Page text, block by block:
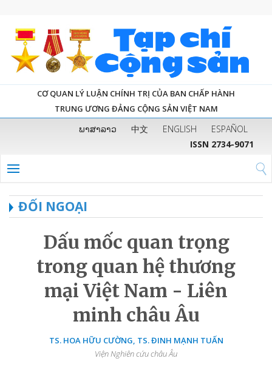
CƠ QUAN LÝ LUẬN CHÍNH TRỊ CỦA BAN CHẤP HÀNH
TRUNG ƯƠNG ĐẢNG CỘNG SẢN VIỆT NAM
ພາສາລາວ 中文 ENGLISH
ESPAÑOL
ISSN 2734-9071
ĐỐI NGOẠI
Dấu mốc quan trọng
trong quan hệ thương
mại Việt Nam - Liên
minh châu Âu
TS. HOA HỮU CƯỜNG, TS. ĐINH MẠNH TUẤN
Viện Nghiên cứu châu Âu